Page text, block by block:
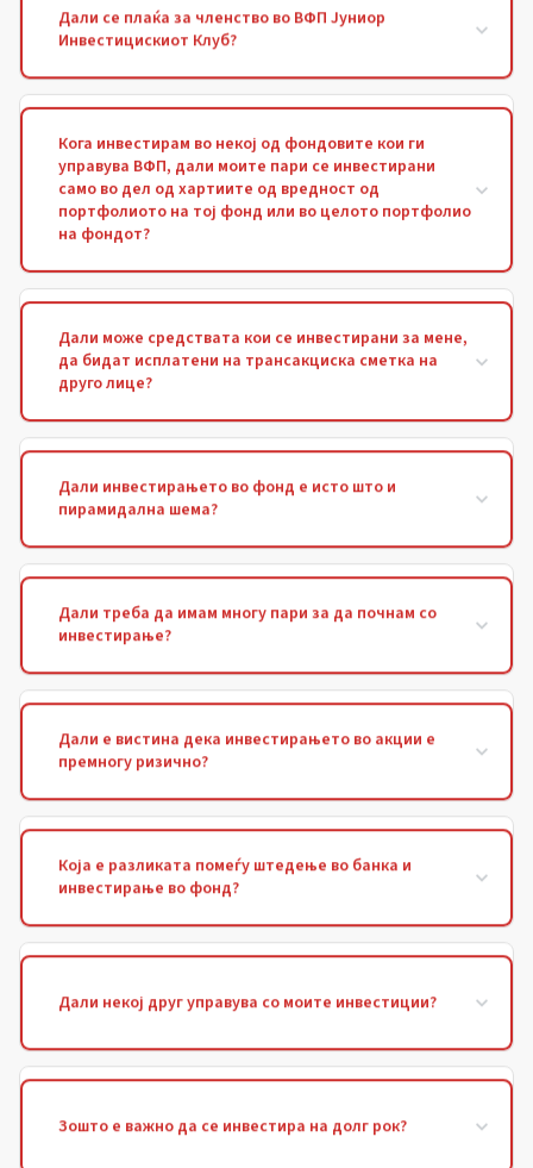
Дали се плаќа за членство во ВФП Јуниор
Инвестицискиот Клуб?
Кога инвестирам во некој од фондовите кои ги
управува ВФП, дали моите пари се инвестирани
само во дел од хартиите од вредност од
портфолиото на тој фонд или во целото портфолио
на фондот?
Дали може средствата кои се инвестирани за мене,
да бидат исплатени на трансакциска сметка на
друго лице?
Дали инвестирањето во фонд е исто што и
пирамидална шема?
Дали треба да имам многу пари за да почнам со
инвестирање?
Дали е вистина дека инвестирањето во акции е
премногу ризично?
Која е разликата помеѓу штедење во банка и
инвестирање во фонд?
Дали некој друг управува со моите инвестиции?
Зошто е важно да се инвестира на долг рок?